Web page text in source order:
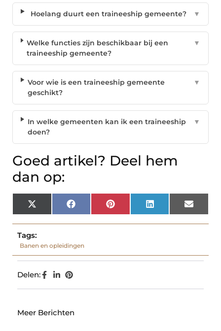
Hoelang duurt een traineeship gemeente? ▼
Welke functies zijn beschikbaar bij een
traineeship gemeente?
▼
Voor wie is een traineeship gemeente
geschikt?
▼
In welke gemeenten kan ik een traineeship
doen?
▼
Goed artikel? Deel hem
dan op:
X
(Twitter)
Facebook Pinterest LinkedIn Email
Tags:
Banen en opleidingen
Delen:
Meer Berichten